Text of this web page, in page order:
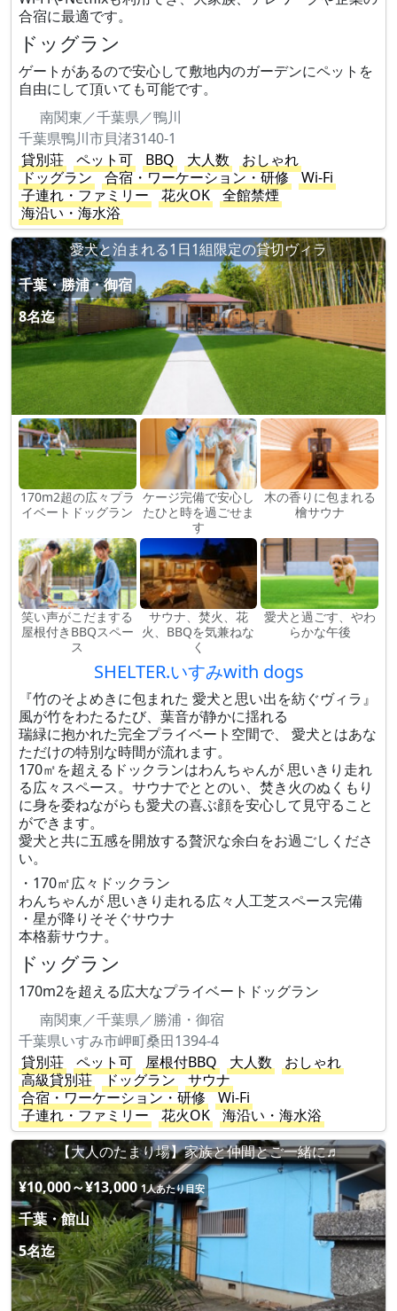
合宿に最適です。
ドッグラン
ゲートがあるので安心して敷地内のガーデンにペットを
自由にして頂いても可能です。
南関東／千葉県／鴨川
千葉県鴨川市貝渚3140-1
貸別荘
ペット可 BBQ 大人数
おしゃれ
ドッグラン
合宿・ワーケーション・研修
Wi-Fi
子連れ・ファミリー
花火OK
全館禁煙
海沿い・海水浴
愛犬と泊まれる1日1組限定の貸切ヴィラ
千葉・勝浦・御宿
8名迄
170m2超の広々プラ
イベートドッグラン
ケージ完備で安心し
たひと時を過ごせま
す
木の香りに包まれる
檜サウナ
笑い声がこだまする
屋根付きBBQスペー
ス
サウナ、焚火、花
火、BBQを気兼ねな
く
愛犬と過ごす、やわ
らかな午後
SHELTER.いすみwith dogs
『竹のそよめきに包まれた 愛犬と思い出を紡ぐヴィラ』
風が竹をわたるたび、葉音が静かに揺れる
瑞緑に抱かれた完全プライベート空間で、 愛犬とはあな
ただけの特別な時間が流れます。
170㎡を超えるドックランはわんちゃんが 思いきり走れ
る広々スペース。サウナでととのい、焚き火のぬくもり
に身を委ねながらも愛犬の喜ぶ顔を安心して見守ること
ができます。
愛犬と共に五感を開放する贅沢な余白をお過ごしくださ
い。
・170㎡広々ドックラン
わんちゃんが 思いきり走れる広々人工芝スペース完備
・星が降りそそぐサウナ
本格薪サウナ。
ドッグラン
170m2を超える広大なプライベートドッグラン
南関東／千葉県／勝浦・御宿
千葉県いすみ市岬町桑田1394-4
貸別荘
ペット可 屋根付BBQ 大人数
おしゃれ
高級貸別荘
ドッグラン
サウナ
合宿・ワーケーション・研修
Wi-Fi
子連れ・ファミリー
花火OK
海沿い・海水浴
【大人のたまり場】家族と仲間とご一緒に♬
¥10,000～¥13,000 1人あたり目安
千葉・館山
5名迄